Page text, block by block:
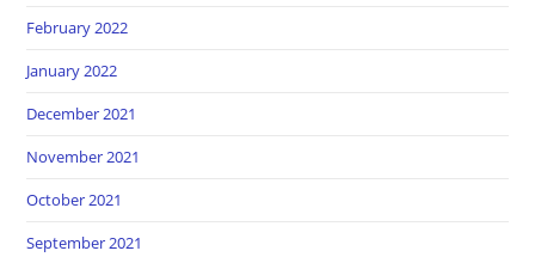
February 2022
January 2022
December 2021
November 2021
October 2021
September 2021